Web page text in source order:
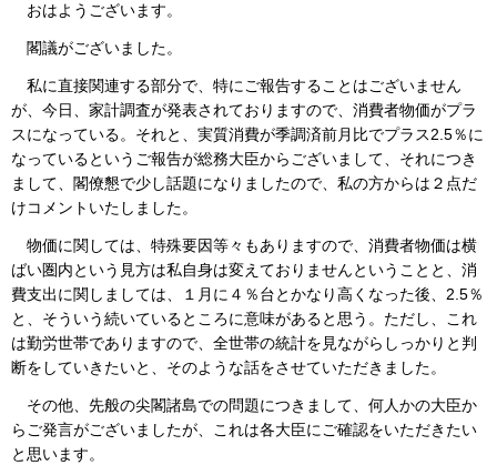
おはようございます。
閣議がございました。
私に直接関連する部分で、特にご報告することはございません
が、今日、家計調査が発表されておりますので、消費者物価がプラ
スになっている。それと、実質消費が季調済前月比でプラス2.5％に
なっているというご報告が総務大臣からございまして、それにつき
まして、閣僚懇で少し話題になりましたので、私の方からは２点だ
けコメントいたしました。
物価に関しては、特殊要因等々もありますので、消費者物価は横
ばい圏内という見方は私自身は変えておりませんということと、消
費支出に関しましては、１月に４％台とかなり高くなった後、2.5％
と、そういう続いているところに意味があると思う。ただし、これ
は勤労世帯でありますので、全世帯の統計を見ながらしっかりと判
断をしていきたいと、そのような話をさせていただきました。
その他、先般の尖閣諸島での問題につきまして、何人かの大臣か
らご発言がございましたが、これは各大臣にご確認をいただきたい
と思います。